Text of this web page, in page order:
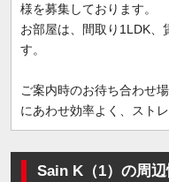
様を募集しております。
お部屋は、間取り1LDK、
す。
ご案内時のお待ち合わせ
にあわせ効率よく、スト
Sain K（1）の周辺